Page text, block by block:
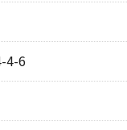
4-6